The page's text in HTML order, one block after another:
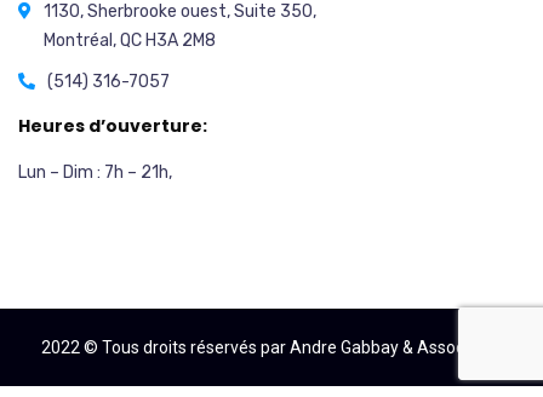
1130, Sherbrooke ouest, Suite 350,
Montréal, QC H3A 2M8
(514) 316-7057
Heures d’ouverture:
Lun – Dim : 7h – 21h,
2022 © Tous droits réservés par Andre Gabbay & Associates